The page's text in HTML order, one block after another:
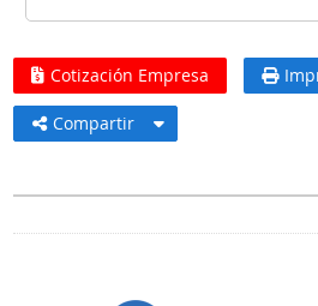
Cotización Empresa
Compartir